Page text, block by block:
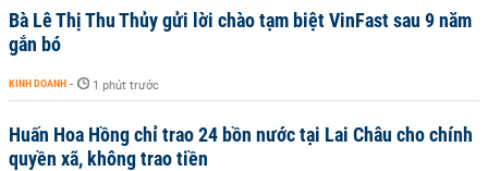
Bà Lê Thị Thu Thủy gửi lời chào tạm biệt VinFast sau 9 năm
gắn bó
KINH DOANH - 1 phút trước
Huấn Hoa Hồng chỉ trao 24 bồn nước tại Lai Châu cho chính
quyền xã, không trao tiền